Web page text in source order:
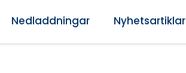
Nedladdningar Nyhetsartiklar